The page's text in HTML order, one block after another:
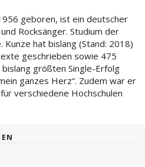
geboren, ist ein deutscher
Rocksänger. Studium der
Kunze hat bislang (Stand: 2018)
geschrieben sowie 475
größten Single-Erfolg
ganzes Herz“. Zudem war er
verschiedene Hochschulen